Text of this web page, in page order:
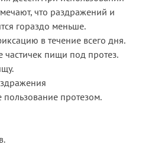
что раздражений и
гораздо меньше.
в течение всего дня.
пищи под протез.
протезом.